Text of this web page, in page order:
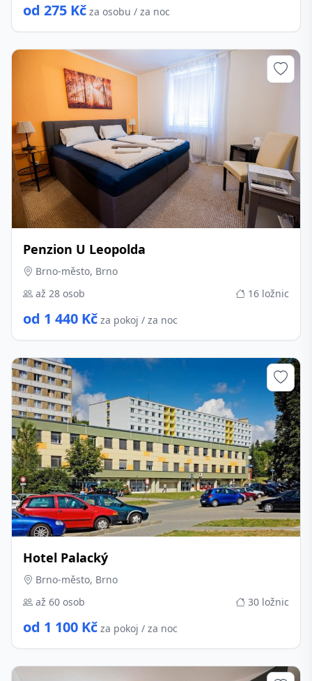
od 275 Kč za osobu / za noc
Penzion U Leopolda
Brno-město, Brno
až 28 osob
16 ložnic
od 1 440 Kč za pokoj / za noc
Hotel Palacký
Brno-město, Brno
až 60 osob
30 ložnic
od 1 100 Kč za pokoj / za noc